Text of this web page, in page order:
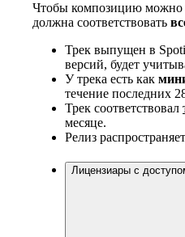
Чтобы композицию можно
должна соответствовать
Трек выпущен в
версий, будет
У трека есть как
течение последних
Трек соответствовал
месяце.
Релиз
Лицензиары с